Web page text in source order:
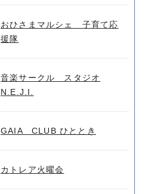
おひさまマルシェ 子育て応
援隊
音楽サークル スタジオ
N.E.J.I.
GAIA CLUB ひととき
カトレア火曜会